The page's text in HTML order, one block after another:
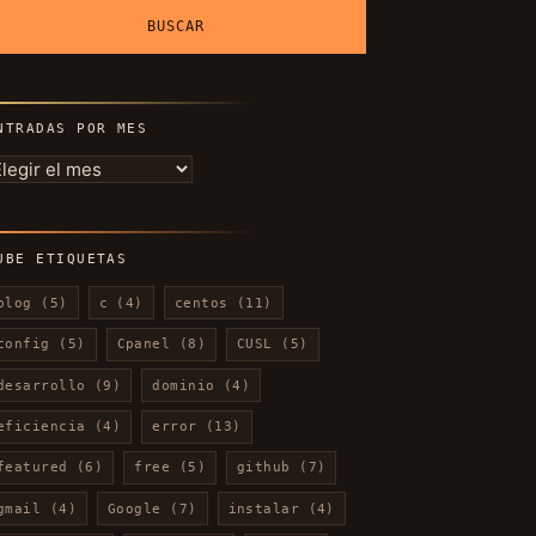
POR MES
ETIQUETAS
blog (5) c (4) centos (11)
(5) Cpanel (8) CUSL (5)
(9) dominio (4)
(4) error (13)
(6) free (5) github (7)
(4) Google (7) instalar (4)